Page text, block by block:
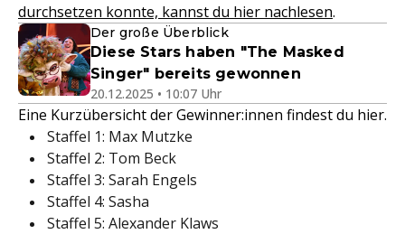
durchsetzen konnte, kannst du hier nachlesen.
Der große Überblick
Diese Stars haben "The Masked
Singer" bereits gewonnen
20.12.2025 • 10:07 Uhr
Eine Kurzübersicht der Gewinner:innen findest du hier.
Staffel 1: Max Mutzke
Staffel 2: Tom Beck
Staffel 3: Sarah Engels
Staffel 4: Sasha
Staffel 5: Alexander Klaws